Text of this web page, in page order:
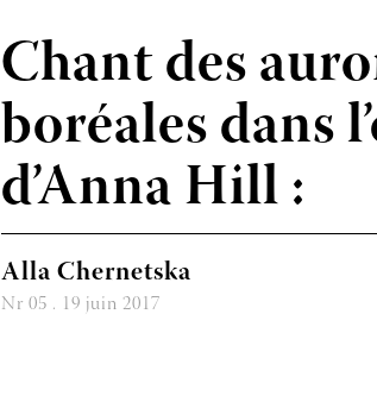
Chant des
boréales dans
d’Anna Hill :
Alla Chernetska
Nr 05 . 19 juin 2017